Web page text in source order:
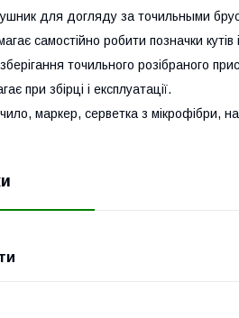
для догляду за точильными
самостійно робити позначки
точильного розібраного
при збірці і експлуатації.
маркер, серветка з мікрофібри,